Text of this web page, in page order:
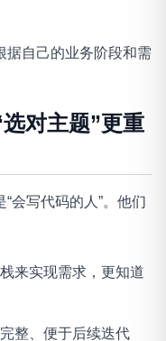
据自己的业务阶段和需
对主题”更重
会写代码的人”。他们
来实现需求，更知道
整、便于后续迭代